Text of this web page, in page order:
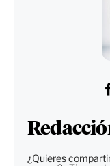
¿Quieres